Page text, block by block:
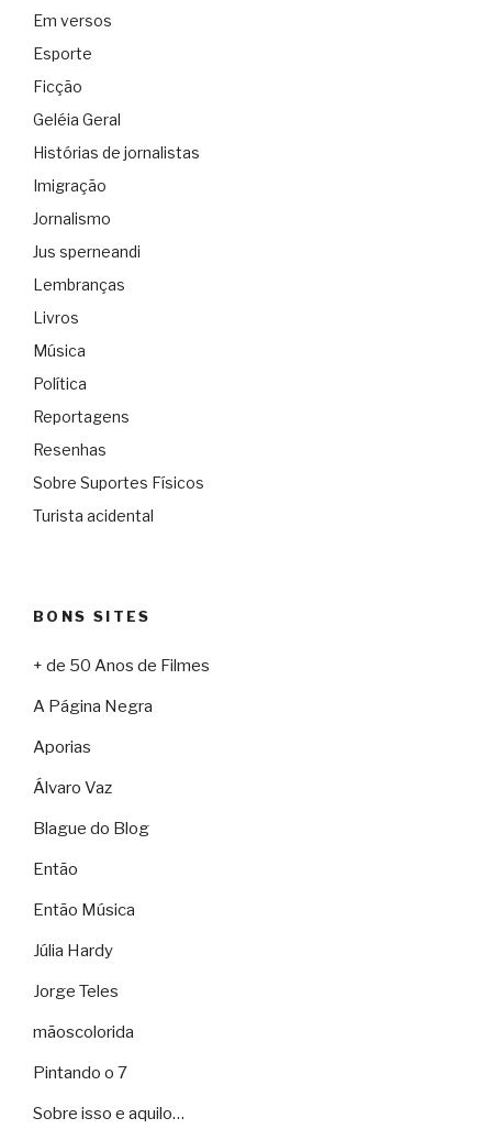
Em versos
Esporte
Ficção
Geléia Geral
Histórias de jornalistas
Imigração
Jornalismo
Jus sperneandi
Lembranças
Livros
Música
Política
Reportagens
Resenhas
Sobre Suportes Físicos
Turista acidental
BONS SITES
+ de 50 Anos de Filmes
A Página Negra
Aporias
Álvaro Vaz
Blague do Blog
Então
Então Música
Júlia Hardy
Jorge Teles
mãoscolorida
Pintando o 7
Sobre isso e aquilo…